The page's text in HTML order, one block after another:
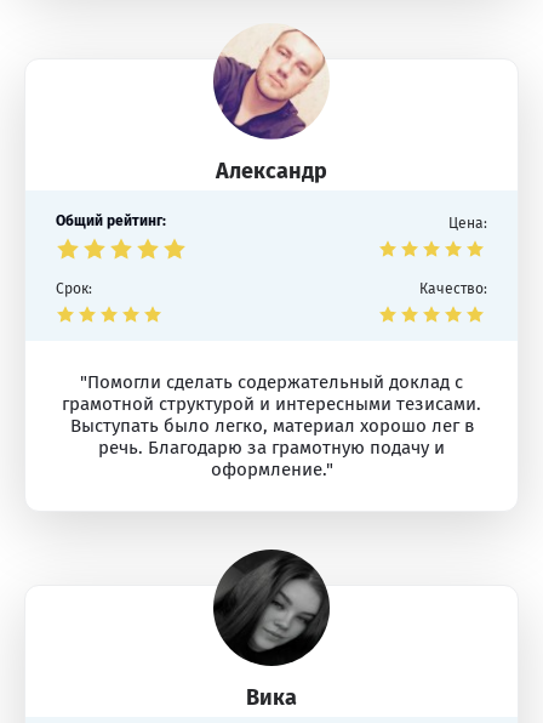
Александр
Общий рейтинг: Цена:
Срок: Качество:
"Помогли сделать содержательный доклад с
грамотной структурой и интересными тезисами.
Выступать было легко, материал хорошо лег в
речь. Благодарю за грамотную подачу и
оформление."
Вика